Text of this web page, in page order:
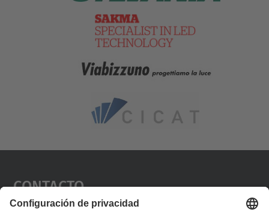
Contacto